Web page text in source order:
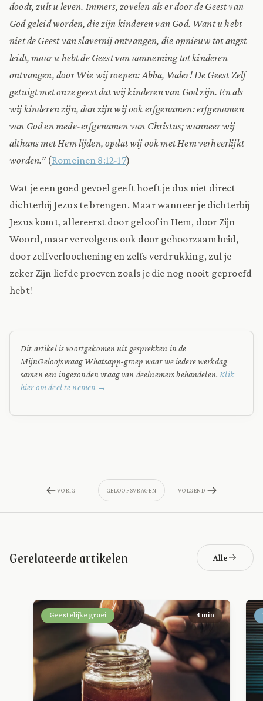
doodt, zult u leven. Immers, zovelen als er door de Geest van
God geleid worden, die zijn kinderen van God. Want u hebt
niet de Geest van slavernij ontvangen, die opnieuw tot angst
leidt, maar u hebt de Geest van aanneming tot kinderen
ontvangen, door Wie wij roepen: Abba, Vader! De Geest Zelf
getuigt met onze geest dat wij kinderen van God zijn. En als
wij kinderen zijn, dan zijn wij ook erfgenamen: erfgenamen
van God en mede-erfgenamen van Christus; wanneer wij
althans met Hem lijden, opdat wij ook met Hem verheerlijkt
worden.”(Romeinen 8:12-17)
Wat je een goed gevoel geeft hoeft je dus niet direct
dichterbij Jezus te brengen. Maar wanneer je dichterbij
Jezus komt, allereerst door geloof in Hem, door Zijn
Woord, maar vervolgens ook door gehoorzaamheid,
door zelfverloochening en zelfs verdrukking, zul je
zeker Zijn liefde proeven zoals je die nog nooit geproefd
hebt!
Dit artikel is voortgekomen uit gesprekken in de
MijnGeloofsvraag Whatsapp-groep waar we iedere werkdag
samen een ingezonden vraag van deelnemers behandelen. Klik
hier om deel te nemen →
VORIG GELOOFSVRAGEN VOLGEND
Gerelateerde artikelen Alle
Geestelijke groei 4 min